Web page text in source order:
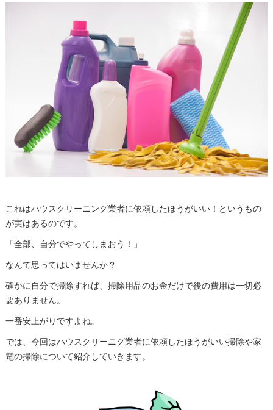
これはハウスクリーニング業者に依頼したほうがいい！というもの
が実はあるのです。
「全部、自分でやってしまおう！」
なんて思ってはいませんか？
確かに自分で掃除すれば、掃除用品のお金だけで後の費用は一切必
要ありません。
一番安上がりですよね。
では、今回はハウスクリーニグ業者に依頼したほうがいい掃除や家
電の掃除について紹介していきます。